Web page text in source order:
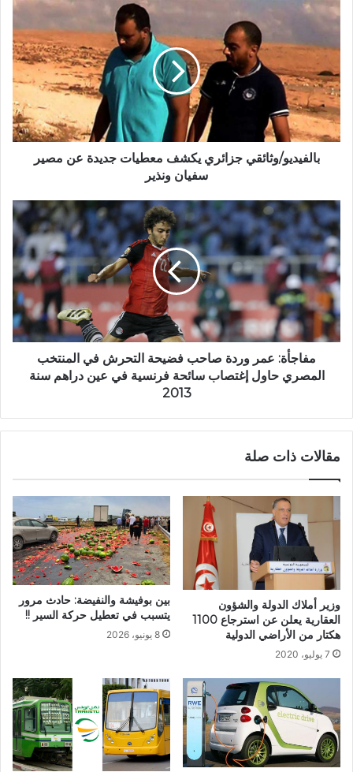
بالفيديو/وثائقي جزائري يكشف معطيات جديدة عن مصير
سفيان ونذير
مفاجأة: عمر وردة صاحب فضيحة التحرش في المنتخب
المصري حاول إغتصاب سائحة فرنسية في عين دراهم سنة
2013
مقالات ذات صلة
وزير أملاك الدولة والشؤون
العقارية يعلن عن استرجاع 1100
هكتار من الأراضي الدولية
7 يوليو، 2020
بين بوفيشة والنفيضة: حادث مرور
يتسبب في تعطيل حركة السير !!
8 يونيو، 2026